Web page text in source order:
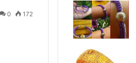
0 172